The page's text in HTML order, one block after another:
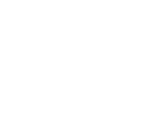
Gracias a este trabajo
autores, todos ellos con
experiencia en este tipo de
diligencias practicadas
de la autoridad judicial